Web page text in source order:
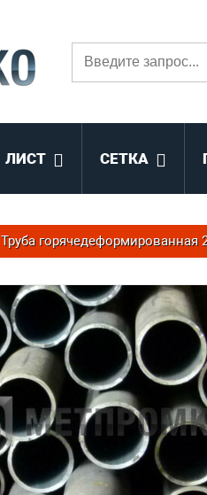
ЛИСТ СЕТКА
Труба горячедеформированная